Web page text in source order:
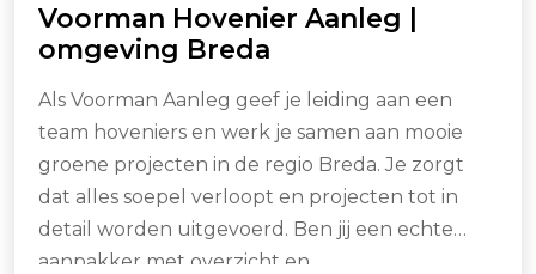
Voorman Hovenier Aanleg |
omgeving Breda
Als Voorman Aanleg geef je leiding aan een
team hoveniers en werk je samen aan mooie
groene projecten in de regio Breda. Je zorgt
dat alles soepel verloopt en projecten tot in
detail worden uitgevoerd. Ben jij een echte
aanpakker met overzicht en